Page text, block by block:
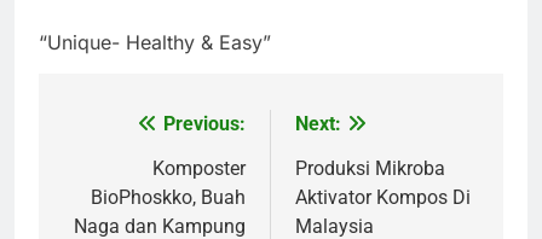
“Unique- Healthy & Easy”
NavigasiPrevious:
Komposter
BioPhoskko, Buah
Naga dan Kampung
Next:
Produksi Mikroba
Aktivator Kompos Di
Malaysia